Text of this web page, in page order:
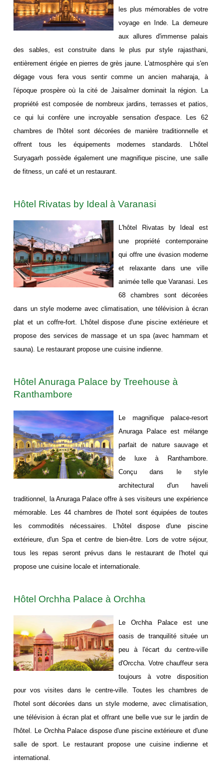
les plus mémorables de votre
voyage en Inde. La demeure
aux allures d'immense palais
des sables, est construite dans le plus pur style rajasthani,
entièrement érigée en pierres de grès jaune. L'atmosphère qui s'en
dégage vous fera vous sentir comme un ancien maharaja, à
l'époque prospère où la cité de Jaisalmer dominait la région. La
propriété est composée de nombreux jardins, terrasses et patios,
ce qui lui confère une incroyable sensation d'espace. Les 62
chambres de l'hôtel sont décorées de manière traditionnelle et
offrent tous les équipements modernes standards. L'hôtel
Suryagarh possède également une magnifique piscine, une salle
de fitness, un café et un restaurant.
Hôtel Rivatas by Ideal à Varanasi
L'hôtel Rivatas by Ideal est
une propriété contemporaine
qui offre une évasion moderne
et relaxante dans une ville
animée telle que Varanasi. Les
68 chambres sont décorées
dans un style moderne avec climatisation, une télévision à écran
plat et un coffre-fort. L'hôtel dispose d'une piscine extérieure et
propose des services de massage et un spa (avec hammam et
sauna). Le restaurant propose une cuisine indienne.
Hôtel Anuraga Palace by Treehouse à
Ranthambore
Le magnifique palace-resort
Anuraga Palace est mélange
parfait de nature sauvage et
de luxe à Ranthambore.
Conçu dans le style
architectural d'un haveli
traditionnel, la Anuraga Palace offre à ses visiteurs une expérience
mémorable. Les 44 chambres de l'hotel sont équipées de toutes
les commodités nécessaires. L'hôtel dispose d'une piscine
extérieure, d'un Spa et centre de bien-être. Lors de votre séjour,
tous les repas seront prévus dans le restaurant de l'hotel qui
propose une cuisine locale et internationale.
Hôtel Orchha Palace à Orchha
Le Orchha Palace est une
oasis de tranquilité située un
peu à l'écart du centre-ville
d'Orccha. Votre chauffeur sera
toujours à votre disposition
pour vos visites dans le centre-ville. Toutes les chambres de
l'hotel sont décorées dans un style moderne, avec climatisation,
une télévision à écran plat et offrant une belle vue sur le jardin de
l'hôtel. Le Orchha Palace dispose d'une piscine extérieure et d'une
salle de sport. Le restaurant propose une cuisine indienne et
international.